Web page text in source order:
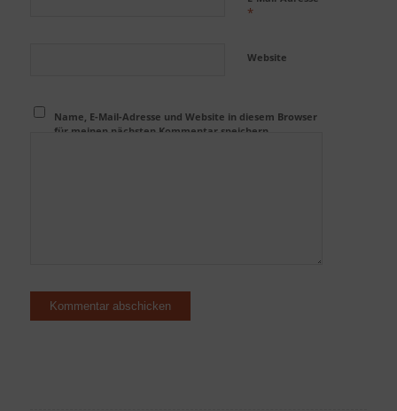
*
Website
Name, E-Mail-Adresse und Website in diesem Browser
für meinen nächsten Kommentar speichern.